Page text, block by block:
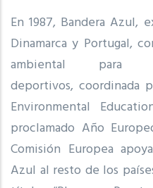
En 1987, Bandera Azul,
Dinamarca y Portugal,
ambiental
deportivos, coordinada
Environmental
proclamado Año
Comisión Europea
Azul al resto de los